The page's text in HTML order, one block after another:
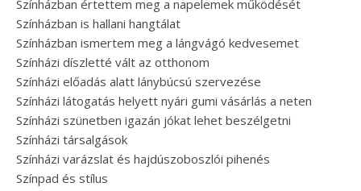
Színházban értettem meg a napelemek működését
Színházban is hallani hangtálat
Színházban ismertem meg a lángvágó kedvesemet
Színházi díszletté vált az otthonom
Színházi előadás alatt lánybúcsú szervezése
Színházi látogatás helyett nyári gumi vásárlás a neten
Színházi szünetben igazán jókat lehet beszélgetni
Színházi társalgások
Színházi varázslat és hajdúszoboszlói pihenés
Színpad és stílus